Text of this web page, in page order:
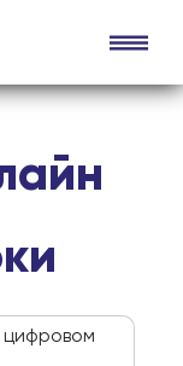
цифровом